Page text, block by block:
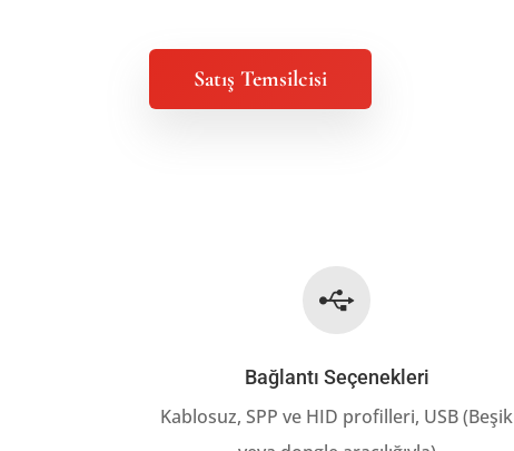
Satış Temsilcisi

Bağlantı Seçenekleri
Kablosuz, SPP ve HID profilleri, USB (Beşik